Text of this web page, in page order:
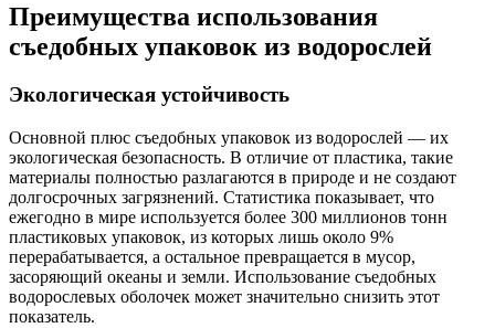
Преимущества использования
съедобных упаковок из водорослей
Экологическая устойчивость
Основной плюс съедобных упаковок из водорослей — их
экологическая безопасность. В отличие от пластика, такие
материалы полностью разлагаются в природе и не создают
долгосрочных загрязнений. Статистика показывает, что
ежегодно в мире используется более 300 миллионов тонн
пластиковых упаковок, из которых лишь около 9%
перерабатывается, а остальное превращается в мусор,
засоряющий океаны и земли. Использование съедобных
водорослевых оболочек может значительно снизить этот
показатель.